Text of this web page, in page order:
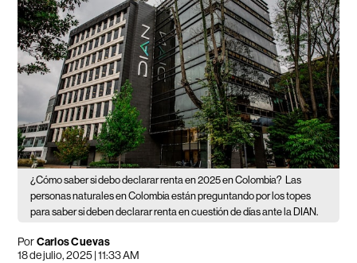
¿Cómo saber si debo declarar renta en 2025 en Colombia? Las
personas naturales en Colombia están preguntando por los topes
para saber si deben declarar renta en cuestión de días ante la DIAN.
PorCarlos Cuevas
18 de julio, 2025 | 11:33 AM